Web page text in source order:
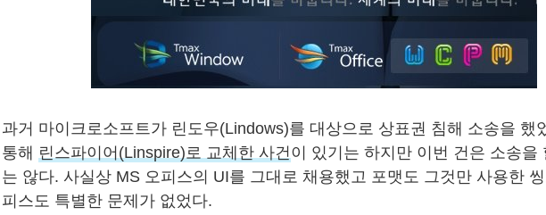
과거 마이크로소프트가 린도우(Lindows)를 대상으로 상표권 침해 소송을 했
통해 린스파이어(Linspire)로 교체한 사건이 있기는 하지만 이번 건은 소송을
는 않다. 사실상 MS 오피스의 UI를 그대로 채용했고 포맷도 그것만 사용한
피스도 특별한 문제가 없었다.